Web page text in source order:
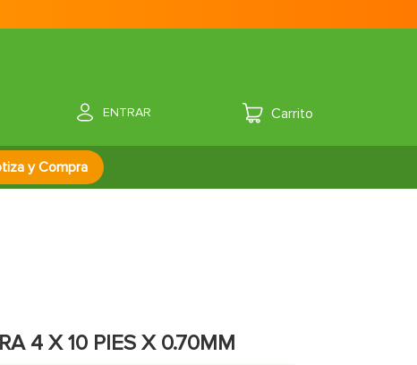
ENTRAR
y Compra
4 X 10 PIES X 0.70MM